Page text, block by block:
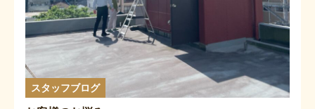
スタッフブログ